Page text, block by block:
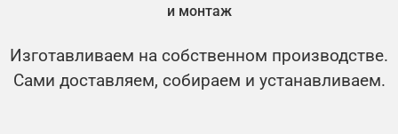
и монтаж
Изготавливаем на собственном производстве.
Сами доставляем, собираем и устанавливаем.